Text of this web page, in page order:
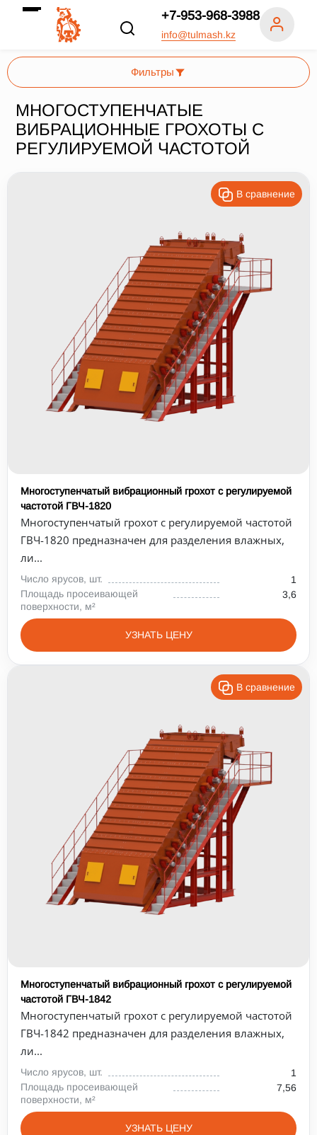
+7-953-968-3988
info@tulmash.kz
Фильтры
Число ярусов, шт.
1 2
МНОГОСТУПЕНЧАТЫЕ
ВИБРАЦИОННЫЕ ГРОХОТЫ С
РЕГУЛИРУЕМОЙ ЧАСТОТОЙ
В сравнение
Многоступенчатый вибрационный грохот с регулируемой
частотой ГВЧ-1820
Многоступенчатый грохот с регулируемой частотой
ГВЧ-1820 предназначен для разделения влажных,
ли...
Число ярусов, шт.
1
Площадь просеивающей
поверхности, м²
3,6
УЗНАТЬ ЦЕНУ
В сравнение
Многоступенчатый вибрационный грохот с регулируемой
частотой ГВЧ-1842
Многоступенчатый грохот с регулируемой частотой
ГВЧ-1842 предназначен для разделения влажных,
ли...
Число ярусов, шт.
1
Площадь просеивающей
поверхности, м²
7,56
УЗНАТЬ ЦЕНУ